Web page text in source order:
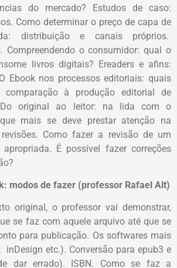
do mercado? Estudos de caso:
Como determinar o preço de capa de
distribuição e canais próprios.
Compreendendo o consumidor: qual o
livros digitais? Ereaders e afins:
Ebook nos processos editoriais: quais
à produção editorial de
Do original ao leitor: na lida com o
mais se deve prestar atenção na
Como fazer a revisão de um
É possível fazer correções
modos de fazer (professor Rafael Alt)
original, o professor vai demonstrar,
se faz com aquele arquivo até que se
para publicação. Os softwares mais
inDesign etc.). Conversão para epub3 e
dar errado). ISBN. Como se faz a